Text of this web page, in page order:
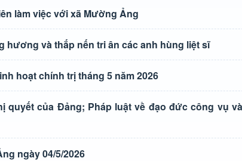
làm việc với xã Mường Ảng
và thắp nến tri ân các anh hùng liệt sĩ
hoạt chính trị tháng 5 năm 2026
quyết của Đảng; Pháp luật về đạo đức công vụ
ngày 04/5/2026